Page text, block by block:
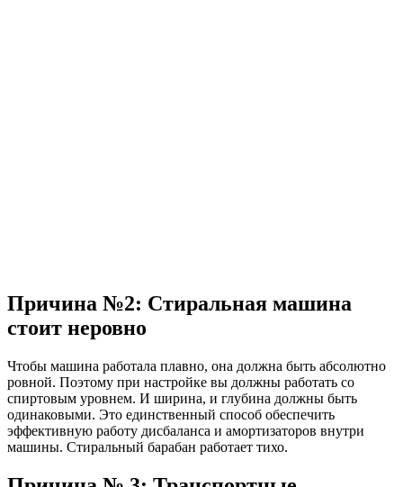
Причина №2: Стиральная машина
стоит неровно
Чтобы машина работала плавно, она должна быть абсолютно
ровной. Поэтому при настройке вы должны работать со
спиртовым уровнем. И ширина, и глубина должны быть
одинаковыми. Это единственный способ обеспечить
эффективную работу дисбаланса и амортизаторов внутри
машины. Стиральный барабан работает тихо.